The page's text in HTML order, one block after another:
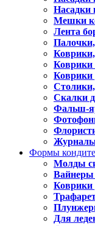
Насадки
Мешки
Лента
Коврики
Коврики
Скалки
Фальш-
Журналы
Формы
Молды
Вайнеры
Коврики
Для